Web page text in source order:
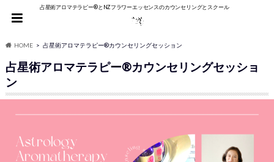
占星術アロマテラピー®︎とNZフラワーエッセンスのカウンセリングとスクール
HOME 占星術アロマテラピー®カウンセリングセッション
占星術アロマテラピー®カウンセリングセッショ
ン